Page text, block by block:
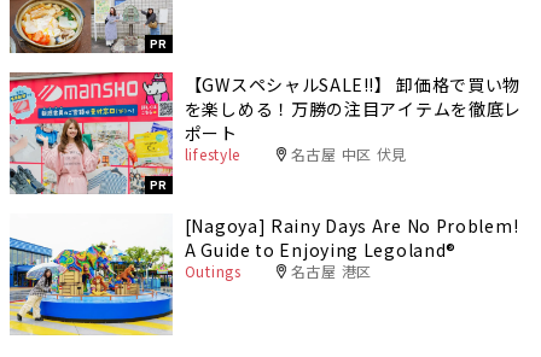
PR
PR
【GWスペシャルSALE‼︎】 卸価格で買い物
を楽しめる！万勝の注目アイテムを徹底レ
ポート
lifestyle 名古屋 中区 伏見
[Nagoya] Rainy Days Are No Problem!
A Guide to Enjoying Legoland®️
Outings 名古屋 港区